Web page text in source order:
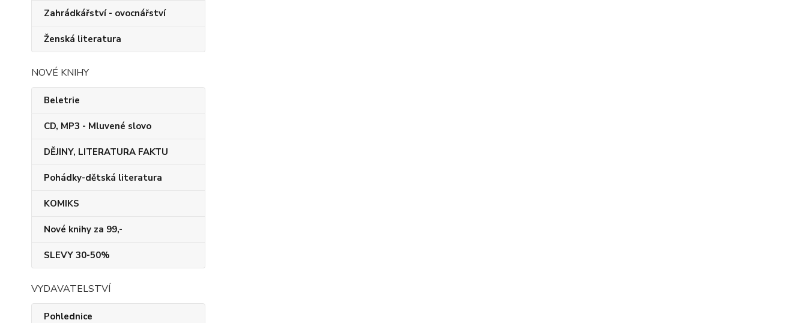
Zahrádkářství - ovocnářství
Ženská literatura
NOVÉ KNIHY
Beletrie
CD, MP3 - Mluvené slovo
DĚJINY, LITERATURA FAKTU
Pohádky-dětská literatura
KOMIKS
Nové knihy za 99,-
SLEVY 30-50%
VYDAVATELSTVÍ
Pohlednice